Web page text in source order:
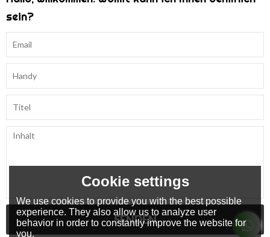
sein?
SENDEN
Cookie settings
We use cookies to provide you with the best possible
experience. They also allow us to analyze user
behavior in order to constantly improve the website for
you.